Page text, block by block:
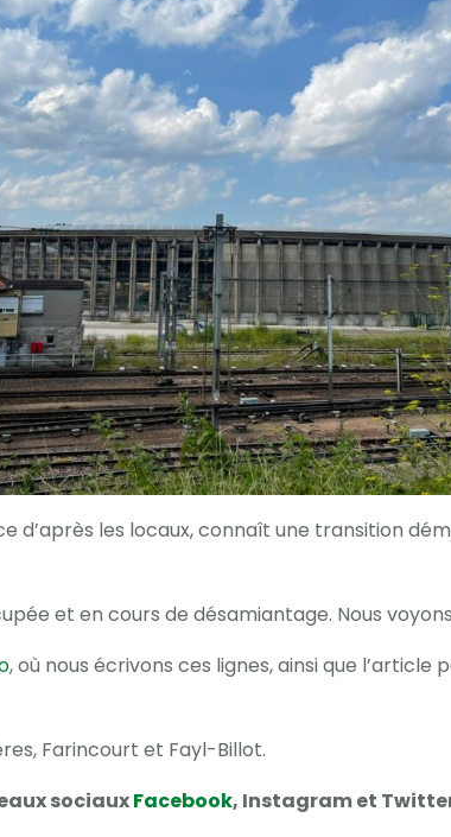
d’après les locaux, connaît une transition
et en cours de désamiantage. Nous
, où nous écrivons ces lignes, ainsi que
Farincourt et Fayl-Billot.
sociauxFacebook, Instagram et